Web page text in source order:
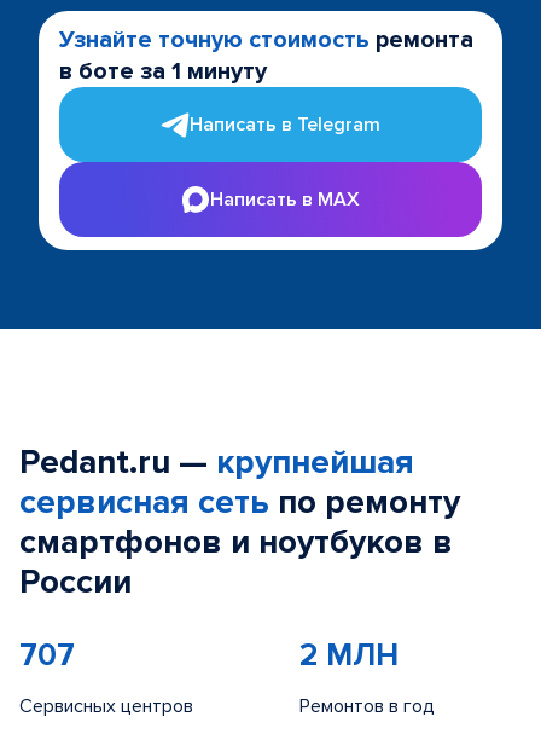
Узнайте точную стоимость ремонта
в боте за 1 минуту
Написать в Telegram
Написать в MAX
Pedant.ru — крупнейшая
сервисная сеть по ремонту
смартфонов и ноутбуков в
России
707
Сервисных центров
2 МЛН
Ремонтов в год